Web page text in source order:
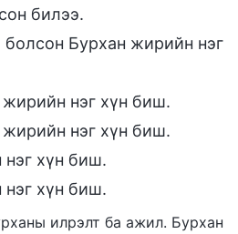
билээ.
Бурхан жирийн нэг
жирийн нэг хүн биш.
жирийн нэг хүн биш.
хүн биш.
хүн биш.
илрэлт ба ажил. Бурхан